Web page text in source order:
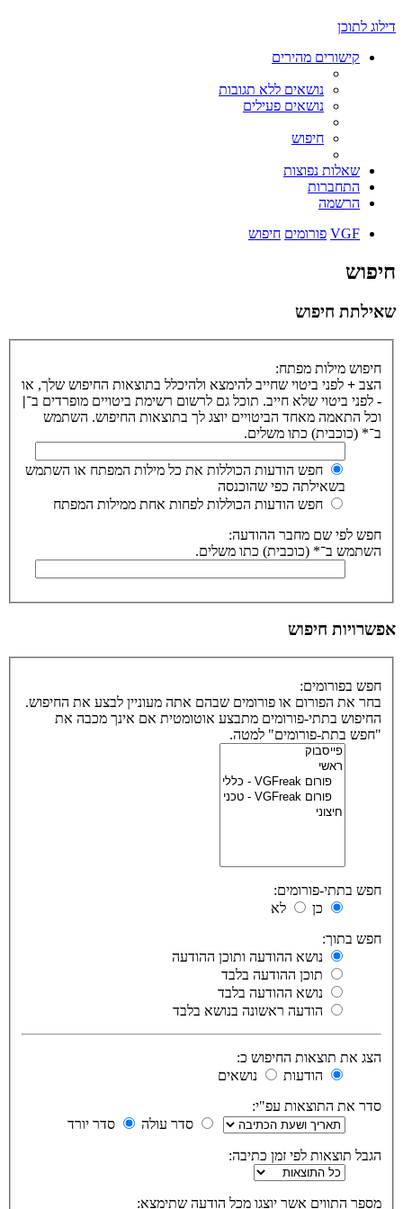
דילוג לתוכן
קישורים מהירים
נושאים ללא תגובות
נושאים פעילים
חיפוש
שאלות נפוצות
התחברות
הרשמה
VGF פורומים חיפוש
חיפוש
שאילתת חיפוש
חיפוש מילות מפתח:
הצב + לפני ביטוי שחייב להימצא ולהיכלל בתוצאות החיפוש שלך, או
- לפני ביטוי שלא חייב. תוכל גם לרשום רשימת ביטויים מופרדים ב־|
וכל התאמה מאחד הביטויים יוצג לך בתוצאות החיפוש. השתמש
ב־* (כוכבית) כתו משלים.
חפש הודעות הכוללות את כל מילות המפתח או השתמש
בשאילתה כפי שהוכנסה
חפש הודעות הכוללות לפחות אחת ממילות המפתח
חפש לפי שם מחבר ההודעה:
השתמש ב־* (כוכבית) כתו משלים.
אפשרויות חיפוש
חפש בפורומים:
בחר את הפורום או פורומים שבהם אתה מעוניין לבצע את החיפוש.
החיפוש בתתי-פורומים מתבצע אוטומטית אם אינך מכבה את
"חפש בתת-פורומים" למטה.
חפש בתתי-פורומים:
כן
לא
חפש בתוך:
נושא ההודעה ותוכן ההודעה
תוכן ההודעה בלבד
נושא ההודעה בלבד
הודעה ראשונה בנושא בלבד
הצג את תוצאות החיפוש כ:
הודעות
נושאים
סדר את התוצאות עפ"י:
סדר עולה
סדר יורד
הגבל תוצאות לפי זמן כתיבה:
מספר התווים אשר יוצגו מכל הודעה שתימצא: